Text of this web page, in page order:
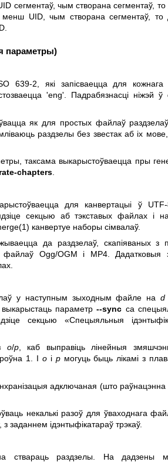
сегментаў, чым створана сегментаў, то
менш UID, чым створана сегментаў, то
параметры)
2, які запісваецца для кожнага
'eng'. Падрабязнасці ніжэй ў
як для простых файлаў
раздзелы без звестак аб іх
таксама выкарыстоўваецца пры
chapters
для канвертацыі ў
секцыю аб тэкставых файлах і
канвертуе наборы сімвалаў.
да раздзелаў, скапіяваных з
Ogg/OGM і MP4. Дадатковыя
у наступным зыходным файле наd
параметр--sync са
секцыю «Спецыяльныя
o/p, каб выправіць лінейныя
1. Іo і pмогуць быць лікамі з
адключаная (што раўнацэнна
некалькі разоў для ўваходнага
заданнем ідэнтыфікатараў трэкаў.
ствараць раздзелы. На дадзены